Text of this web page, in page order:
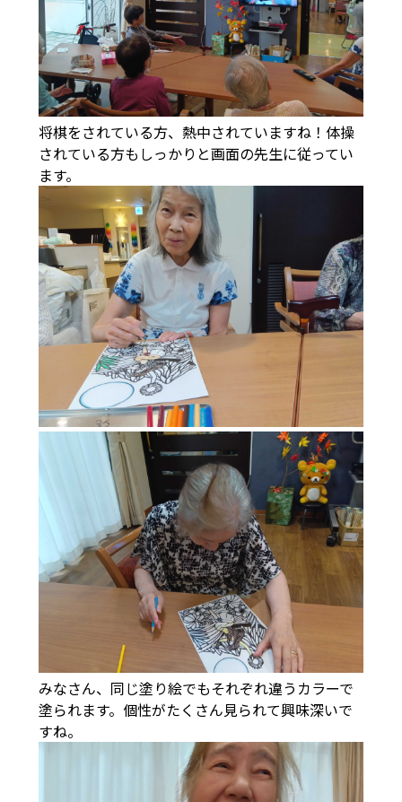
将棋をされている方、熱中されていますね！体操
されている方もしっかりと画面の先生に従ってい
ます。
みなさん、同じ塗り絵でもそれぞれ違うカラーで
塗られます。個性がたくさん見られて興味深いで
すね。